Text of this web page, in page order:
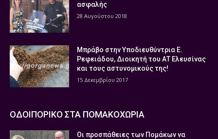
ασφαλής
28 Αυγούστου 2018
Μπράβο στην Υποδιευθύντρια Ε.
Ρεφειάδου, Διοικητή του ΑΤ Ελευσίνας
και τους αστυνομικούς της!
15 Δεκεμβρίου 2017
ΟΔΟΙΠΟΡΙΚΟ ΣΤΑ ΠΟΜΑΚΟΧΩΡΙΑ
Οι προσπάθειες των Πομάκων να